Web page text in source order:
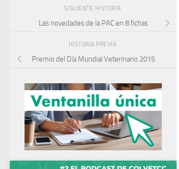
SIGUIENTE HISTORIA
Las novedades de la PAC en 8 fichas
HISTORIA PREVIA
Premio del Día Mundial Veterinario 2015